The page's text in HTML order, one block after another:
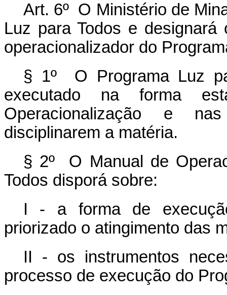
Art. 6º O Ministério de
Luz para Todos e
operacionalizador do
§ 1º O Programa Luz
executado na forma
Operacionalização e
disciplinarem a matéria.
§ 2º O Manual de
Todos disporá sobre:
I - a forma de
priorizado o atingimento das
II - os instrumentos
processo de execução do